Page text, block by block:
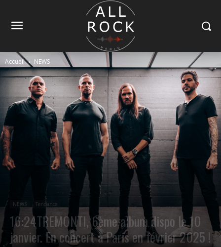
Accueil NEWS
NEWS Tendance
16:24TREMONTI, 6ème album dispo le 10
janvier. En concert à Paris en février 2025 !